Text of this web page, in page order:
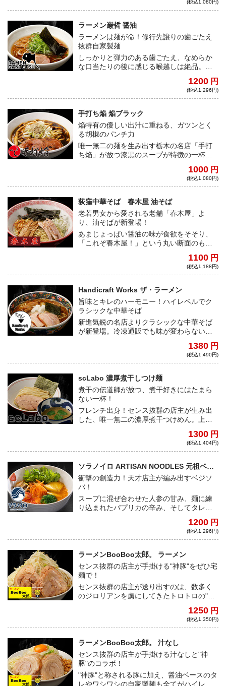
(税込1,080円)
ラーメン巌哲 醤油
ラーメンは麺が命！修行先譲りの歯ごたえ
抜群自家製麺
しっかりと弾力のある歯ごたえ、なめらか
な口当たりの後に感じる喉越しは絶品。優
の美味しさが引き立てられるよう緻密な計
1200 円
(税込1,296円)
手打ち焔 焔ブラック
焔特有の優しい出汁に重ねる、ガツンとく
る胡椒のパンチ力
唯一無二の麺を生み出す栃木の名店「手打
ち焔」が放つ漆黒のスープが特徴の一杯。
製麺と、あまじょっぱい醤油スープとの相
1000 円
(税込1,080円)
荻窪中華そば 春木屋 油そば
老若男女から愛される老舗「春木屋」よ
り、油そばが新登場！
あまじょっぱい醤油の味が食欲をそそり、
「これぞ春木屋！」という丸い断面のもっ
統派醤油ラーメンをジャンクに仕上げた一
1100 円
(税込1,188円)
Handicraft Works ザ・ラーメン
旨味とキレのハーモニー！ハイレベルでク
ラシックな中華そば
新進気鋭の名店よりクラシックな中華そば
が新登場。冷凍通販でも味が変わらないよ
のキレが見事なハーモニーを奏でるハイレ
1380 円
(税込1,490円)
scLabo 濃厚煮干しつけ麺
煮干の伝道師が放つ、煮干好きにはたまら
ない一杯！
フレンチ出身！センス抜群の店主が生み出
した、唯一無二の濃厚煮干つけめん。上質
濃厚な一杯は、後味の良さが特徴。残った
タレと具材にご飯を混ぜて食べる、宅麺な
1300 円
(税込1,404円)
ソラノイロ ARTISAN NOODLES 元祖ベジ
ソバ
衝撃の創造力！天才店主が編み出すベジソ
バ！
スープに混ぜ合わせた人参の甘み、麺に練
り込まれたパプリカの辛み、そしてタレに
究極のベジソバ。クリエイティブ天才店主
1200 円
(税込1,296円)
ラーメンBooBoo太郎。 ラーメン
センス抜群の店主が手掛ける"神豚"をぜひ宅
麺で！
センス抜群の店主が送り出すのは、数多く
のジロリアンを虜にしてきたトロトロの"神
ベルな一杯を、ご自宅で是非堪能してほし
1250 円
(税込1,350円)
ラーメンBooBoo太郎。 汁なし
センス抜群の店主が手掛ける汁なしと"神
豚"のコラボ！
"神豚"と称される豚に加え、醤油ベースのタ
レやワシワシの自家製麺も全てがハイレベ